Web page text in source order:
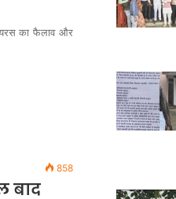
का फैलाव और
858
बाद